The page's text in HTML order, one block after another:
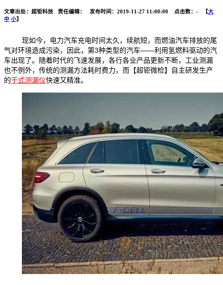
文章出处：超钜科技 责任编辑： 发布时间：2019-11-27 11:00:00 点击数： - 【大
中 小】
现如今，电力汽车充电时间太久，续航短，而燃油汽车排放的尾
气对环境造成污染，因此，第3种类型的汽车——利用氢燃料驱动的汽
车出现了。随着时代的飞速发展，各行各业产品更新不断，工业测漏
也不例外，传统的测漏方法耗时费力，而【超钜微检】自主研发生产
的干式测漏仪快速又精准。